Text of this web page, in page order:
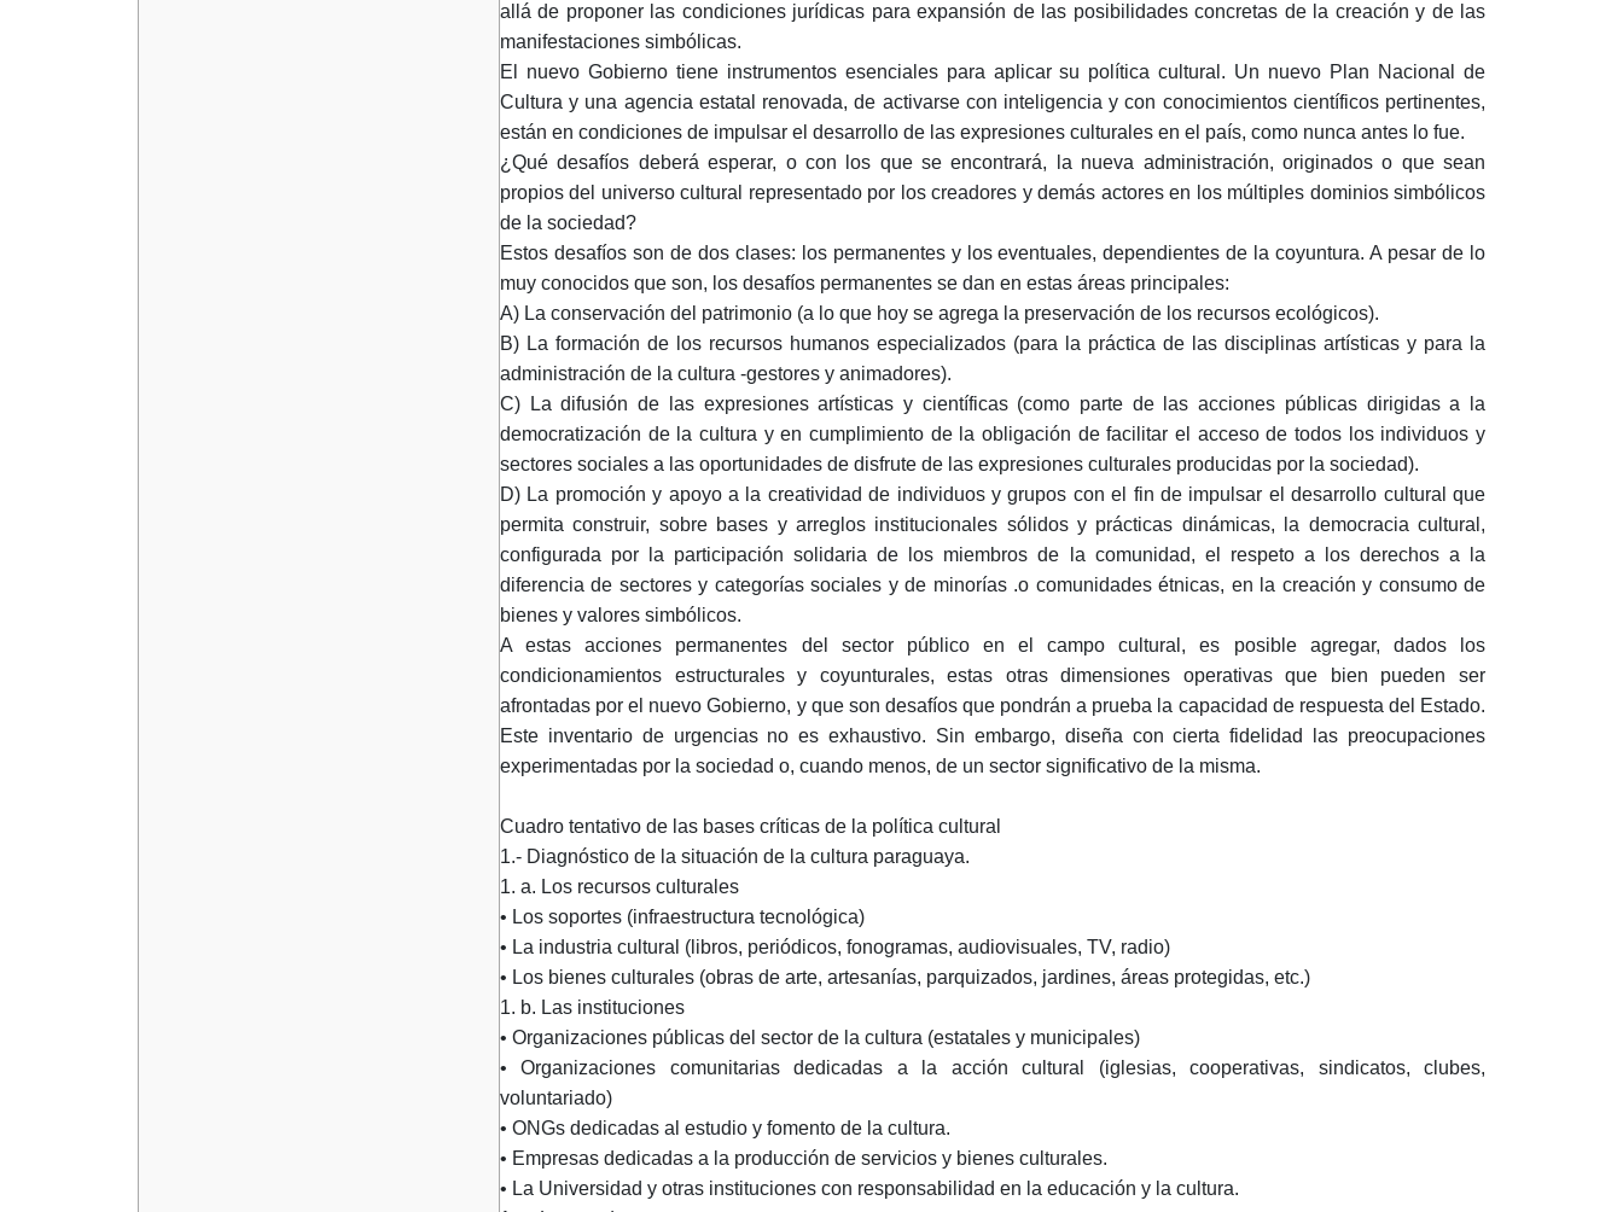
allá de proponer las condiciones jurídicas para expansión de las posibilidades concretas de la creación y de las
manifestaciones simbólicas.
El nuevo Gobierno tiene instrumentos esenciales para aplicar su política cultural. Un nuevo Plan Nacional de
Cultura y una agencia estatal renovada, de activarse con inteligencia y con conocimientos científicos pertinentes,
están en condiciones de impulsar el desarrollo de las expresiones culturales en el país, como nunca antes lo fue.
¿Qué desafíos deberá esperar, o con los que se encontrará, la nueva administración, originados o que sean
propios del universo cultural representado por los creadores y demás actores en los múltiples dominios simbólicos
de la sociedad?
Estos desafíos son de dos clases: los permanentes y los eventuales, dependientes de la coyuntura. A pesar de lo
muy conocidos que son, los desafíos permanentes se dan en estas áreas principales:
A) La conservación del patrimonio (a lo que hoy se agrega la preservación de los recursos ecológicos).
B) La formación de los recursos humanos especializados (para la práctica de las disciplinas artísticas y para la
administración de la cultura -gestores y animadores).
C) La difusión de las expresiones artísticas y científicas (como parte de las acciones públicas dirigidas a la
democratización de la cultura y en cumplimiento de la obligación de facilitar el acceso de todos los individuos y
sectores sociales a las oportunidades de disfrute de las expresiones culturales producidas por la sociedad).
D) La promoción y apoyo a la creatividad de individuos y grupos con el fin de impulsar el desarrollo cultural que
permita construir, sobre bases y arreglos institucionales sólidos y prácticas dinámicas, la democracia cultural,
configurada por la participación solidaria de los miembros de la comunidad, el respeto a los derechos a la
diferencia de sectores y categorías sociales y de minorías .o comunidades étnicas, en la creación y consumo de
bienes y valores simbólicos.
A estas acciones permanentes del sector público en el campo cultural, es posible agregar, dados los
condicionamientos estructurales y coyunturales, estas otras dimensiones operativas que bien pueden ser
afrontadas por el nuevo Gobierno, y que son desafíos que pondrán a prueba la capacidad de respuesta del Estado.
Este inventario de urgencias no es exhaustivo. Sin embargo, diseña con cierta fidelidad las preocupaciones
experimentadas por la sociedad o, cuando menos, de un sector significativo de la misma.
Cuadro tentativo de las bases críticas de la política cultural
1.- Diagnóstico de la situación de la cultura paraguaya.
1. a. Los recursos culturales
• Los soportes (infraestructura tecnológica)
• La industria cultural (libros, periódicos, fonogramas, audiovisuales, TV, radio)
• Los bienes culturales (obras de arte, artesanías, parquizados, jardines, áreas protegidas, etc.)
1. b. Las instituciones
• Organizaciones públicas del sector de la cultura (estatales y municipales)
• Organizaciones comunitarias dedicadas a la acción cultural (iglesias, cooperativas, sindicatos, clubes,
voluntariado)
• ONGs dedicadas al estudio y fomento de la cultura.
• Empresas dedicadas a la producción de servicios y bienes culturales.
• La Universidad y otras instituciones con responsabilidad en la educación y la cultura.